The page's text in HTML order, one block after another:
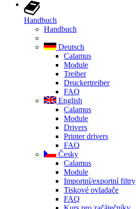
Handbuch
Handbuch
Deutsch
Calamus
Module
Treiber
Druckertreiber
FAQ
English
Calamus
Module
Drivers
Printer drivers
FAQ
Česky
Calamus
Module
Importní/exportní filtry
Tiskové ovladače
FAQ